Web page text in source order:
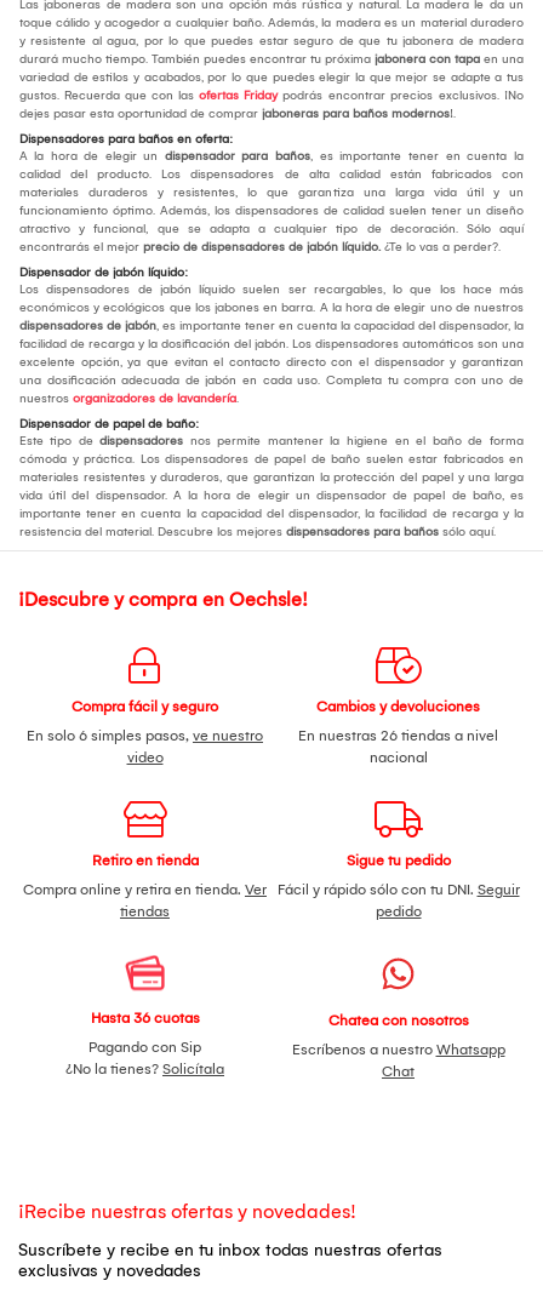
Las jaboneras de madera son una opción más rústica y natural. La madera le da un
toque cálido y acogedor a cualquier baño. Además, la madera es un material duradero
y resistente al agua, por lo que puedes estar seguro de que tu jabonera de madera
durará mucho tiempo. También puedes encontrar tu próxima jabonera con tapa en una
variedad de estilos y acabados, por lo que puedes elegir la que mejor se adapte a tus
gustos. Recuerda que con las ofertas Fridaypodrás encontrar precios exclusivos. ¡No
dejes pasar esta oportunidad de comprar jaboneras para baños modernos!.
Dispensadores para baños en oferta:
A la hora de elegir un dispensador para baños, es importante tener en cuenta la
calidad del producto. Los dispensadores de alta calidad están fabricados con
materiales duraderos y resistentes, lo que garantiza una larga vida útil y un
funcionamiento óptimo. Además, los dispensadores de calidad suelen tener un diseño
atractivo y funcional, que se adapta a cualquier tipo de decoración. Sólo aquí
encontrarás el mejor precio de dispensadores de jabón líquido. ¿Te lo vas a perder?.
Dispensador de jabón líquido:
Los dispensadores de jabón líquido suelen ser recargables, lo que los hace más
económicos y ecológicos que los jabones en barra. A la hora de elegir uno de nuestros
dispensadores de jabón, es importante tener en cuenta la capacidad del dispensador, la
facilidad de recarga y la dosificación del jabón. Los dispensadores automáticos son una
excelente opción, ya que evitan el contacto directo con el dispensador y garantizan
una dosificación adecuada de jabón en cada uso. Completa tu compra con uno de
nuestros organizadores de lavandería.
Dispensador de papel de baño:
Este tipo de dispensadores nos permite mantener la higiene en el baño de forma
cómoda y práctica. Los dispensadores de papel de baño suelen estar fabricados en
materiales resistentes y duraderos, que garantizan la protección del papel y una larga
vida útil del dispensador. A la hora de elegir un dispensador de papel de baño, es
importante tener en cuenta la capacidad del dispensador, la facilidad de recarga y la
resistencia del material. Descubre los mejores dispensadores para baños sólo aquí.
¡Descubre y compra en Oechsle!
Compra fácil y seguro
En solo 6 simples pasos, ve nuestro
video
Cambios y devoluciones
En nuestras 26 tiendas a nivel
nacional
Retiro en tienda
Compra online y retira en tienda. Ver
tiendas
Sigue tu pedido
Fácil y rápido sólo con tu DNI. Seguir
pedido
Hasta 36 cuotas
Pagando con Sip
¿No la tienes? Solicítala
Chatea con nosotros
Escríbenos a nuestro Whatsapp
Chat
¡Recibe nuestras ofertas y novedades!
Suscríbete y recibe en tu inbox todas nuestras ofertas
exclusivas y novedades